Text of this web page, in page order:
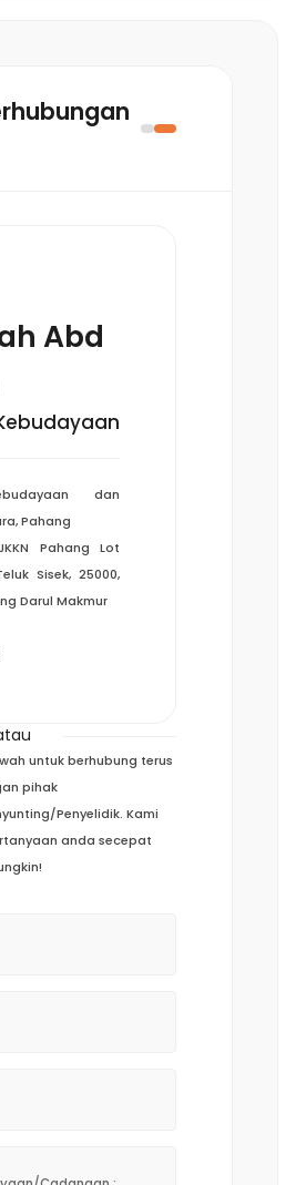
Abd
dan
Pahang
Pahang Lot
Sisek, 25000,
Darul Makmur
untuk berhubung terus
pihak
Penyelidik. Kami
anda secepat